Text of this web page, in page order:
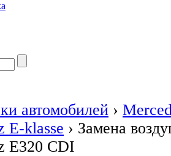
автомобилей ›
E-klasse › Замена
E320 CDI